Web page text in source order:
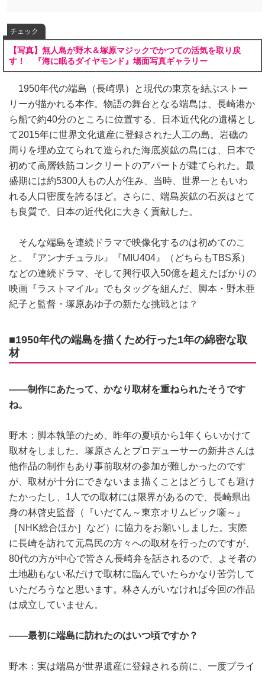
チェック
【写真】無人島が野木＆塚原マジックでかつての活気を取り戻
す！ 『海に眠るダイヤモンド』場面写真ギャラリー
1950年代の端島（長崎県）と現代の東京を結ぶストー
リーが描かれる本作。物語の舞台となる端島は、長崎港か
ら船で約40分のところに位置する、日本近代化の遺構とし
て2015年に世界文化遺産に登録された人工の島。岩礁の
周りを埋め立てられて造られた海底炭鉱の島には、日本で
初めて高層鉄筋コンクリートのアパートが建てられた。最
盛期には約5300人もの人が住み、当時、世界一ともいわ
れる人口密度を誇るほど。さらに、端島炭鉱の石炭はとて
も良質で、日本の近代化に大きく貢献した。
そんな端島を連続ドラマで映像化するのは初めてのこ
と。『アンナチュラル』『MIU404』（どちらもTBS系）
などの連続ドラマ、そして興行収入50億を超えたばかりの
映画『ラストマイル』でもタッグを組んだ、脚本・野木亜
紀子と監督・塚原あゆ子の新たな挑戦とは？
■1950年代の端島を描くため行った1年の綿密な取
材
――制作にあたって、かなり取材を重ねられたそうです
ね。
野木：脚本執筆のため、昨年の夏頃から1年くらいかけて
取材をしました。塚原さんとプロデューサーの新井さんは
他作品の制作もあり事前取材の参加が難しかったのです
が、取材が十分にできないまま描くことはどうしても避け
たかったし、1人での取材には限界があるので、長崎県出
身の林啓史監督（『いだてん～東京オリムピック噺～』
［NHK総合ほか］など）に協力をお願いしました。実際
に長崎を訪れて元島民の方々への取材を行ったのですが、
80代の方が中心で皆さん長崎弁を話されるので、よそ者の
土地勘もない私だけで取材に臨んでいたらかなり苦労して
いただろうなと思います。林さんがいなければ今回の作品
は成立していません。
――最初に端島に訪れたのはいつ頃ですか？
野木：実は端島が世界遺産に登録される前に、一度プライ